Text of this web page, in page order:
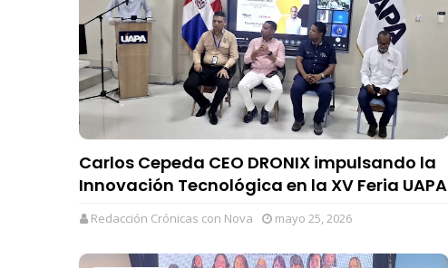
Carlos Cepeda CEO DRONIX impulsando la
Innovación Tecnológica en la XV Feria UAPA
Redacción Crónicas con Nova mayo 25, 2026